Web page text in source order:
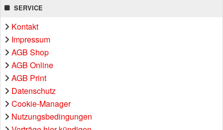
SERVICE
Kontakt
Impressum
AGB Shop
AGB Online
AGB Print
Datenschutz
Cookie-Manager
Nutzungsbedingungen